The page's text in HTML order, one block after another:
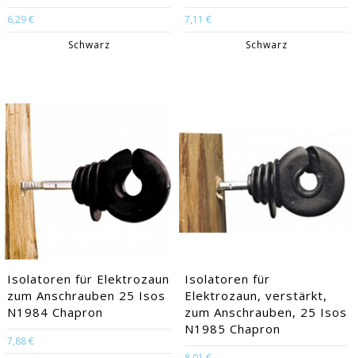
6,29 €
Schwarz
7,11 €
Schwarz
Isolatoren für Elektrozaun
zum Anschrauben 25 Isos
N1984 Chapron
7,88 €
Isolatoren für
Elektrozaun, verstärkt,
zum Anschrauben, 25 Isos
N1985 Chapron